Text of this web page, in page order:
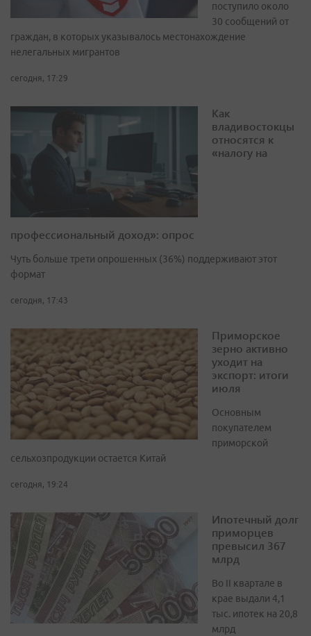
поступило около
30 сообщений от
граждан, в которых указывалось местонахождение
нелегальных мигрантов
сегодня, 17:29
Как
владивостокцы
относятся к
«налогу на
профессиональный доход»: опрос
Чуть больше трети опрошенных (36%) поддерживают этот
формат
сегодня, 17:43
Приморское
зерно активно
уходит на
экспорт: итоги
июля
Основным
покупателем
приморской
сельхозпродукции остается Китай
сегодня, 19:24
Ипотечный долг
приморцев
превысил 367
млрд
Во II квартале в
крае выдали 4,1
тыс. ипотек на 20,8
млрд